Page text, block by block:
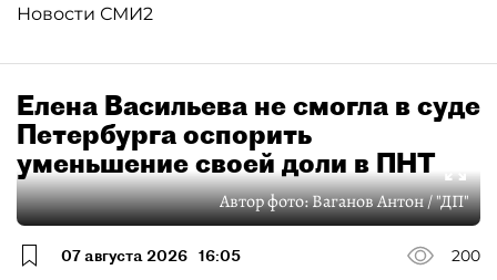
Новости СМИ2
Елена Васильева не смогла в суде
Петербурга оспорить
уменьшение своей доли в ПНТ
Автор фото:Ваганов Антон / "ДП"
07 августа 2026 16:05
200